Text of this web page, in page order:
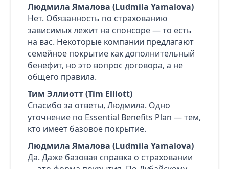
Людмила Ямалова (Ludmila Yamalova)
Нет. Обязанность по страхованию
зависимых лежит на спонсоре — то есть
на вас. Некоторые компании предлагают
семейное покрытие как дополнительный
бенефит, но это вопрос договора, а не
общего правила.
Тим Эллиотт (Tim Elliott)
Спасибо за ответы, Людмила. Одно
уточнение по Essential Benefits Plan — тем,
кто имеет базовое покрытие.
Людмила Ямалова (Ludmila Yamalova)
Да. Даже базовая справка о страховании